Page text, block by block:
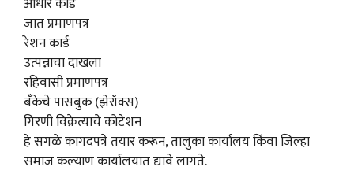
जात प्रमाणपत्र
रेशन कार्ड
उत्पन्नाचा दाखला
रहिवासी प्रमाणपत्र
बँकेचे पासबुक (झेरॉक्स)
गिरणी विक्रेत्याचे कोटेशन
हे सगळे कागदपत्रे तयार करून, तालुका कार्यालय किंवा जिल्हा
समाज कल्याण कार्यालयात द्यावे लागते.